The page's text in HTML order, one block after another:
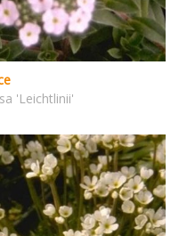
'Leichtlinii'